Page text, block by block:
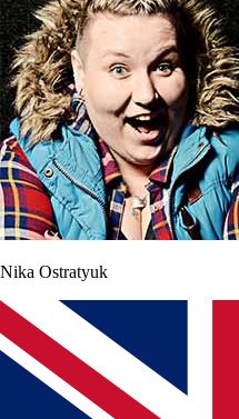
Nika Ostratyuk